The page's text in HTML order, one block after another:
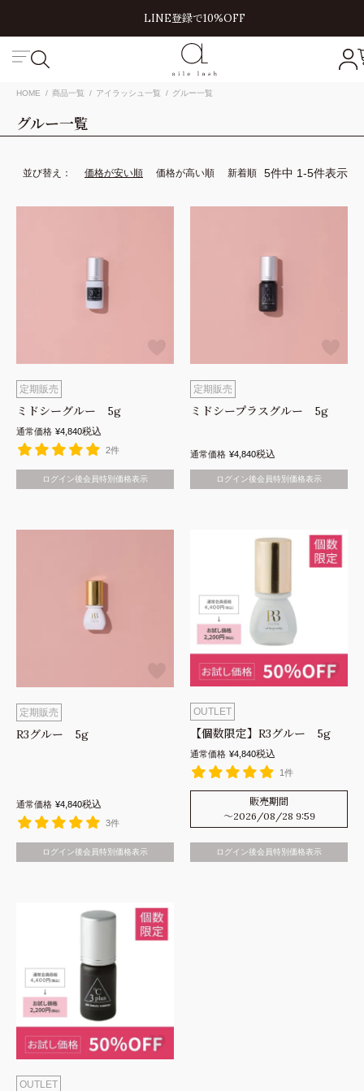
LINE登録で10%OFF
HOME 商品一覧 アイラッシュ一覧 グルー一覧
グルー一覧
並び替え 価格が安い順 価格が高い順 新着順 5件中 1-5件表示
定期販売
ミドシーグルー 5g
通常価格 ¥4,840税込
2件
ログイン後会員特別価格表示
定期販売
ミドシープラスグルー 5g
通常価格 ¥4,840税込
ログイン後会員特別価格表示
定期販売
R3グルー 5g
通常価格 ¥4,840税込
3件
ログイン後会員特別価格表示
OUTLET
【個数限定】R3グルー 5g
通常価格 ¥4,840税込
1件
販売期間
〜2026/08/28 9:59
ログイン後会員特別価格表示
OUTLET
価格
商品を探す
アイブロウ
フェイス
アイラッシュ
講習を探す
フェイスワックス
アイブロウ
ラッシュリフト
コンペ対策